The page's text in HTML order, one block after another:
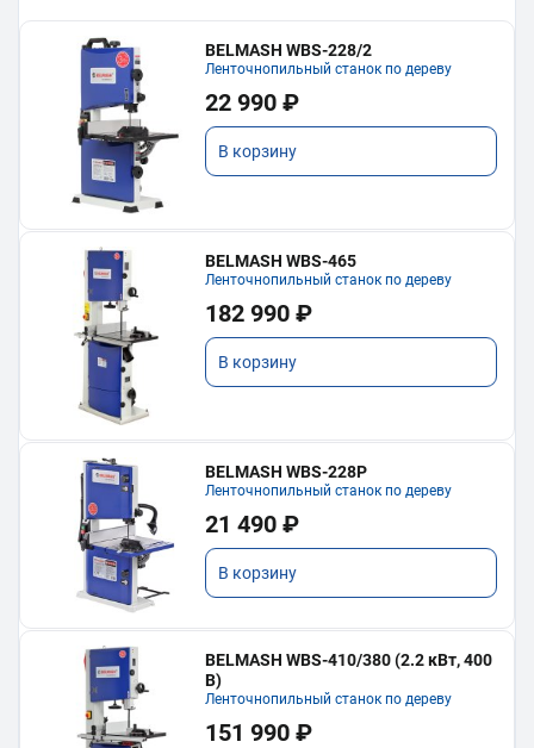
BELMASH WBS-228/2
Ленточнопильный станок по дереву
22 990 ₽
В корзину
BELMASH WBS-465
Ленточнопильный станок по дереву
182 990 ₽
В корзину
BELMASH WBS-228P
Ленточнопильный станок по дереву
21 490 ₽
В корзину
BELMASH WBS-410/380 (2.2 кВт, 400
В)
Ленточнопильный станок по дереву
151 990 ₽